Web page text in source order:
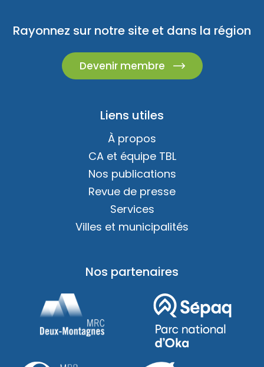
Rayonnez sur notre site et dans la région
Devenir membre
Liens utiles
À propos
CA et équipe TBL
Nos publications
Revue de presse
Services
Villes et municipalités
Nos partenaires